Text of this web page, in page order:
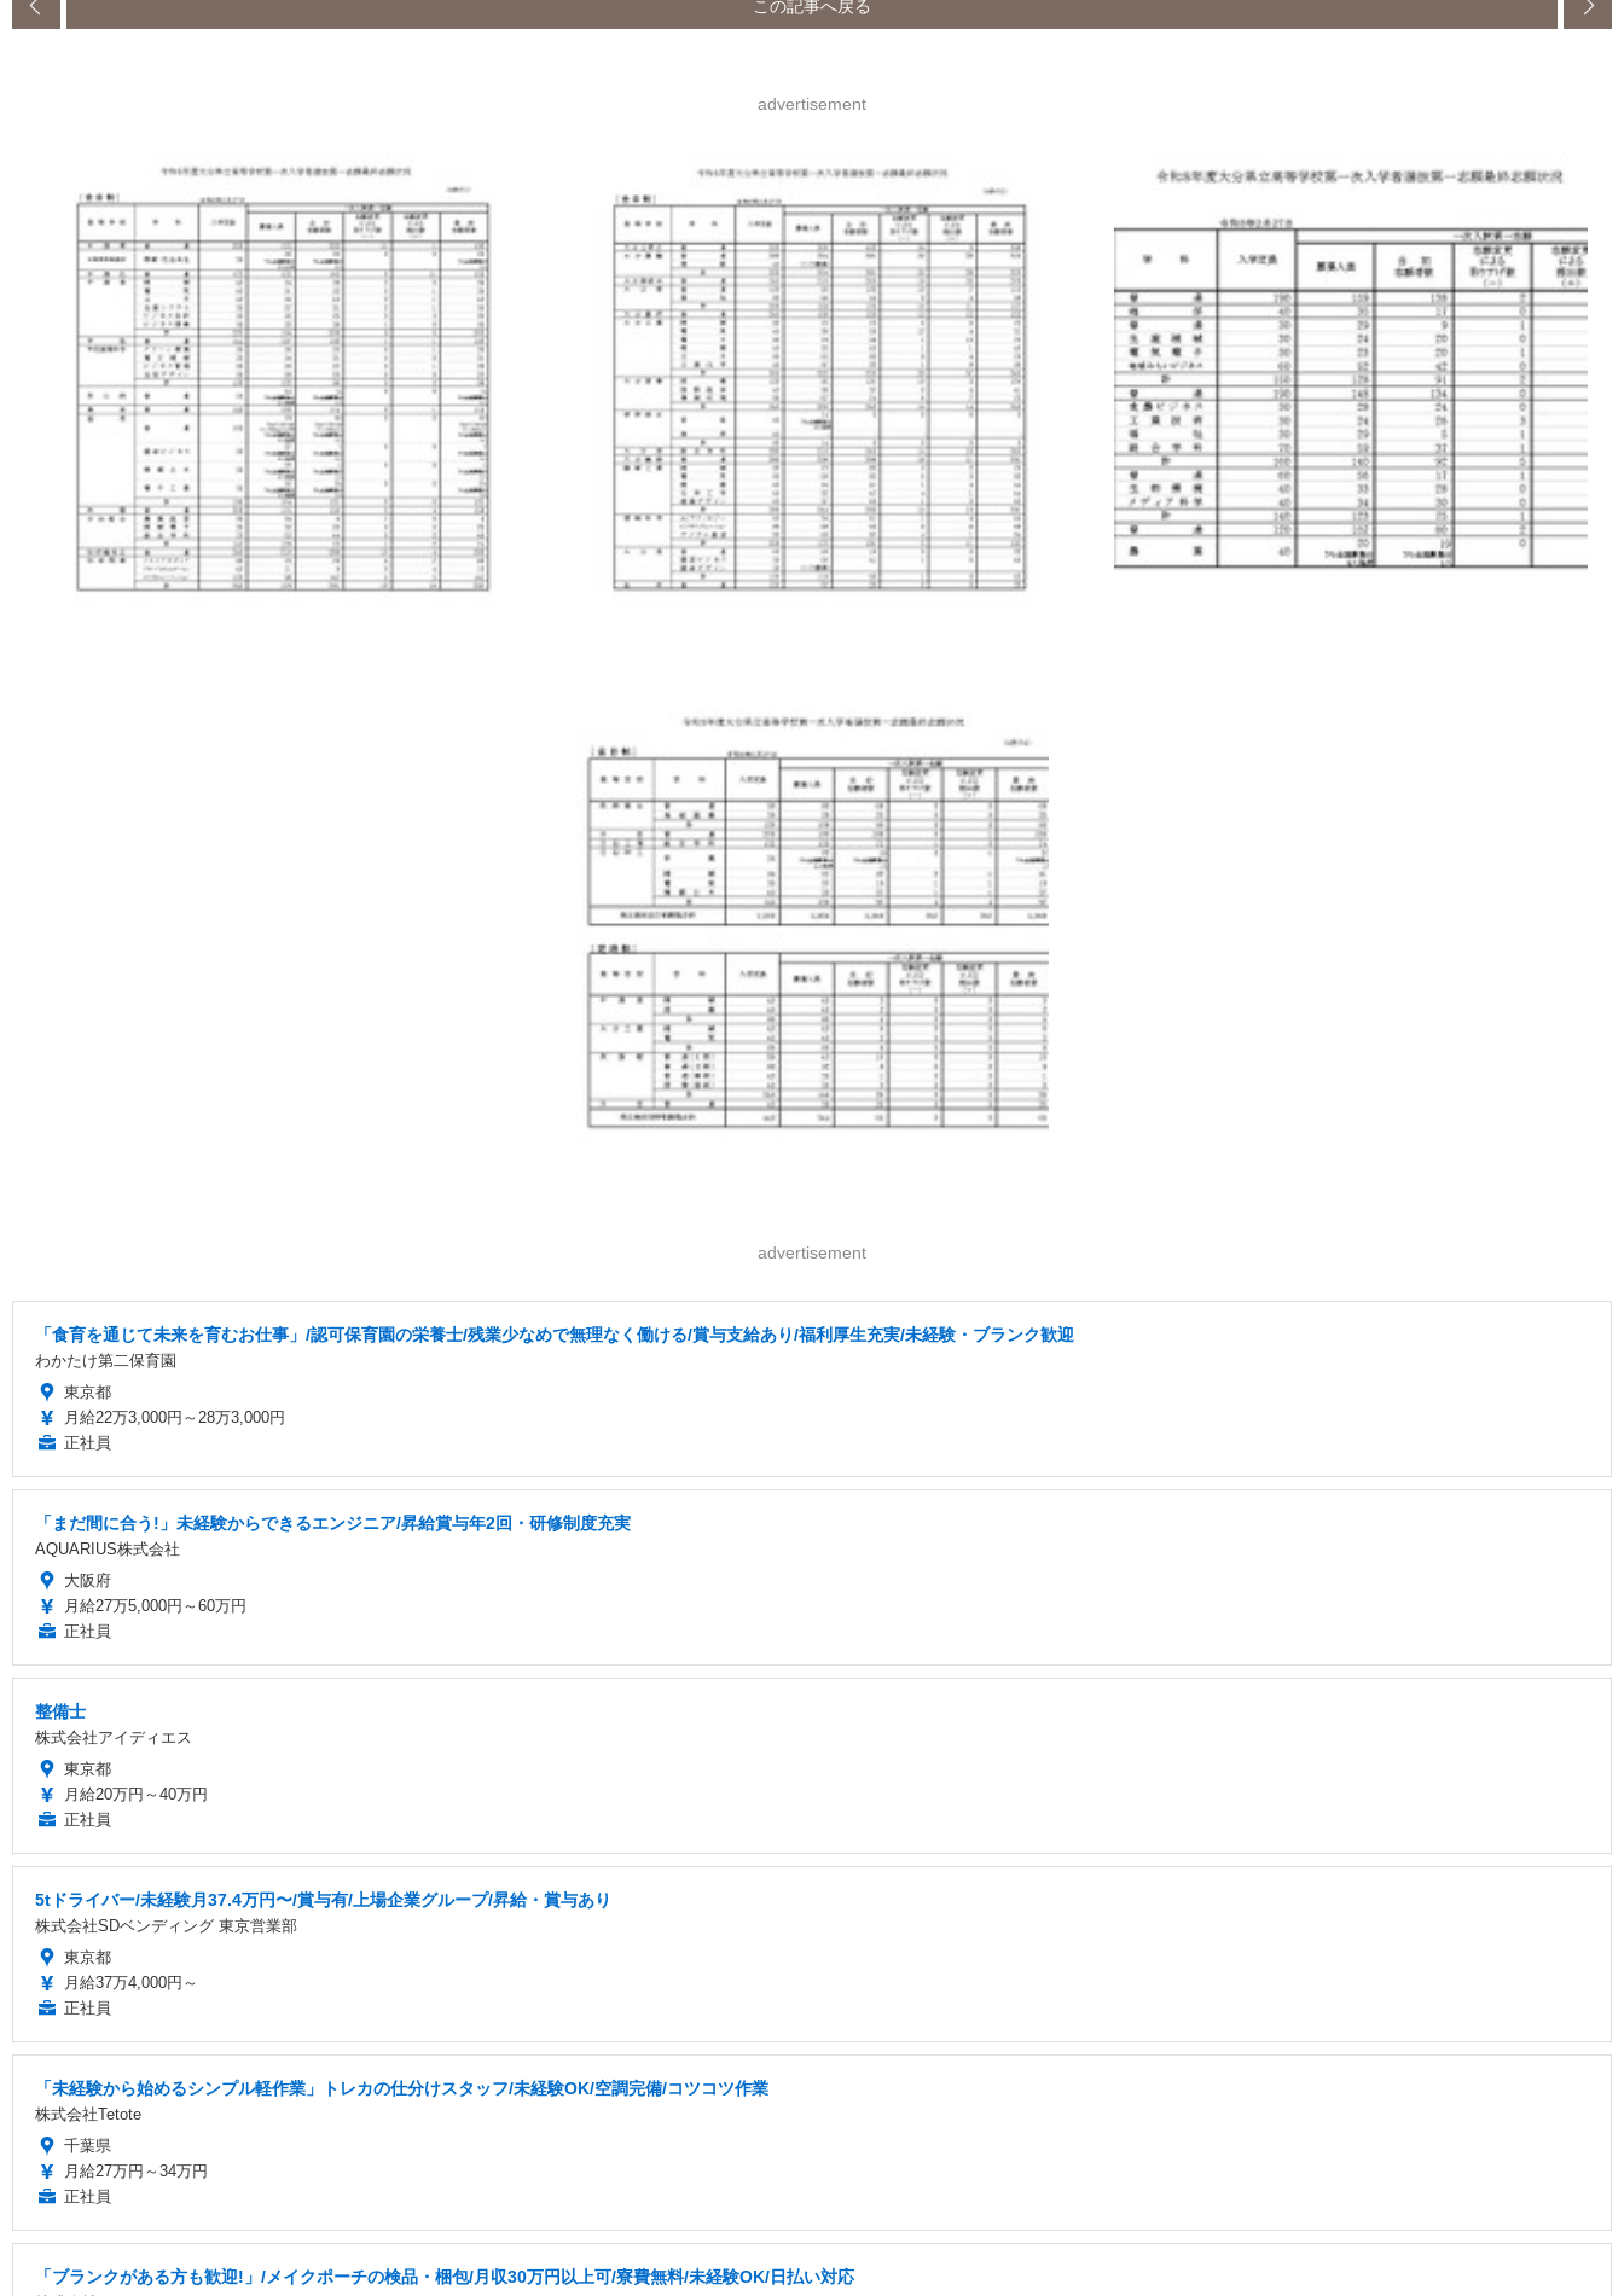
この記事へ戻る
advertisement
advertisement
「食育を通じて未来を育むお仕事」/認可保育園の栄養士/残業少なめで無理なく働ける/賞与支給あり/福利厚生充実/未経験・ブランク歓迎
わかたけ第二保育園
東京都
月給22万3,000円～28万3,000円
正社員
「まだ間に合う!」未経験からできるエンジニア/昇給賞与年2回・研修制度充実
AQUARIUS株式会社
大阪府
月給27万5,000円～60万円
正社員
整備士
株式会社アイディエス
東京都
月給20万円～40万円
正社員
5tドライバー/未経験月37.4万円〜/賞与有/上場企業グループ/昇給・賞与あり
株式会社SDベンディング 東京営業部
東京都
月給37万4,000円～
正社員
「未経験から始めるシンプル軽作業」トレカの仕分けスタッフ/未経験OK/空調完備/コツコツ作業
株式会社Tetote
千葉県
月給27万円～34万円
正社員
「ブランクがある方も歓迎!」/メイクポーチの検品・梱包/月収30万円以上可/寮費無料/未経験OK/日払い対応